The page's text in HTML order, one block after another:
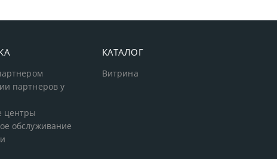
партнеров у
центры
обслуживание
КАТАЛОГ
Витрина